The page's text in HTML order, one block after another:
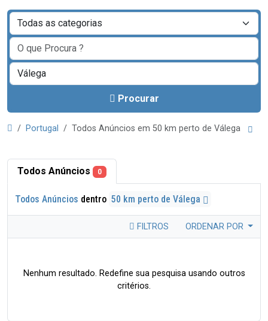
Procurar
Portugal Todos Anúncios em 50 km perto de Válega
Todos Anúncios 0
Todos Anúncios dentro 50 km perto de Válega
FILTROS ORDENAR POR
Nenhum resultado. Redefine sua pesquisa usando outros
critérios.